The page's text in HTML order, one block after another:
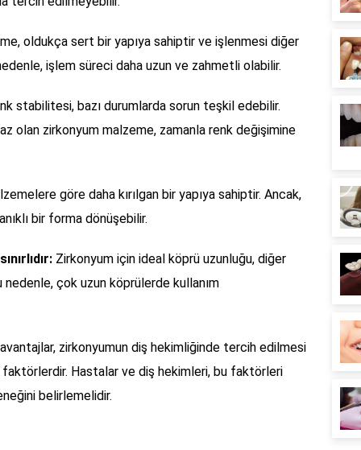
oldukça sert bir yapıya sahiptir ve işlenmesi diğer
işlem süreci daha uzun ve zahmetli olabilir.
stabilitesi, bazı durumlarda sorun teşkil edebilir.
olan zirkonyum malzeme, zamanla renk değişimine
göre daha kırılgan bir yapıya sahiptir. Ancak,
bir forma dönüşebilir.
Zirkonyum için ideal köprü uzunluğu, diğer
nedenle, çok uzun köprülerde kullanım
zirkonyumun diş hekimliğinde tercih edilmesi
Hastalar ve diş hekimleri, bu faktörleri
belirlemelidir.